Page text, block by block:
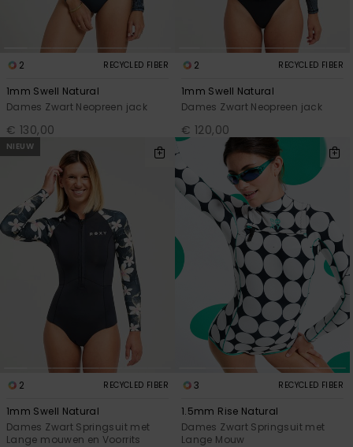
Kleding
Schoenen
Fitness
Snow
2 RECYCLED FIBER
1mm Swell Natural
Dames Zwart Neopreen jack
€ 130,00
2 RECYCLED FIBER
1mm Swell Natural
Dames Zwart Neopreen jack
€ 120,00
NIEUW
2 RECYCLED FIBER
1mm Swell Natural
Dames Zwart Springsuit met
Lange mouwen en Voorrits
3 RECYCLED FIBER
1.5mm Rise Natural
Dames Zwart Springsuit met
Lange Mouw